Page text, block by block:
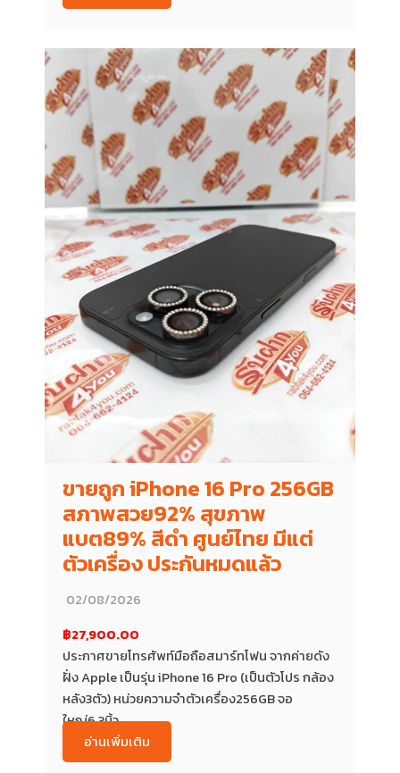
ขายถูก iPhone 16 Pro 256GB
สภาพสวย92% สุขภาพ
แบต89% สีดำ ศูนย์ไทย มีแต่
ตัวเครื่อง ประกันหมดแล้ว
02/08/2026
฿27,900.00
ประกาศขายโทรศัพท์มือถือสมาร์ทโฟน จากค่ายดัง
ฝั่ง Apple เป็นรุ่น iPhone 16 Pro (เป็นตัวโปร กล้อง
หลัง3ตัว) หน่วยความจำตัวเครื่อง256GB จอ
ใหญ่6.3นิ้ว...
อ่านเพิ่มเติม